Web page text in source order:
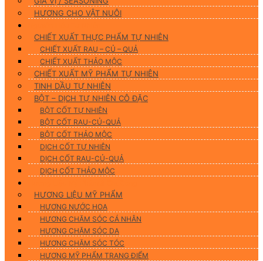
HƯƠNG CHO VẬT NUÔI
CHIẾT XUẤT THỰC PHẨM TỰ NHIÊN
CHIẾT XUẤT RAU – CỦ – QUẢ
CHIẾT XUẤT THẢO MỘC
CHIẾT XUẤT MỸ PHẨM TỰ NHIÊN
TINH DẦU TỰ NHIÊN
BỘT – DỊCH TỰ NHIÊN CÔ ĐẶC
BỘT CỐT TỰ NHIÊN
BỘT CỐT RAU-CỦ-QUẢ
BỘT CỐT THẢO MỘC
DỊCH CỐT TỰ NHIÊN
DỊCH CỐT RAU-CỦ-QUẢ
DỊCH CỐT THẢO MỘC
HƯƠNG LIỆU MỸ PHẨM
HƯƠNG NƯỚC HOA
HƯƠNG CHĂM SÓC CÁ NHÂN
HƯƠNG CHĂM SÓC DA
HƯƠNG CHĂM SÓC TÓC
HƯƠNG MỸ PHẨM TRANG ĐIỂM